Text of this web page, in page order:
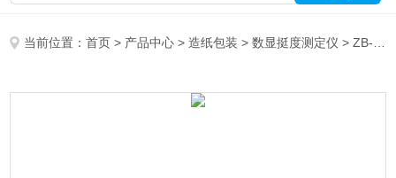
当前位置：首页 > 产品中心 >造纸包装 >数显挺度测定仪 > ZB-STD触摸屏测控弯曲挺度试验仪